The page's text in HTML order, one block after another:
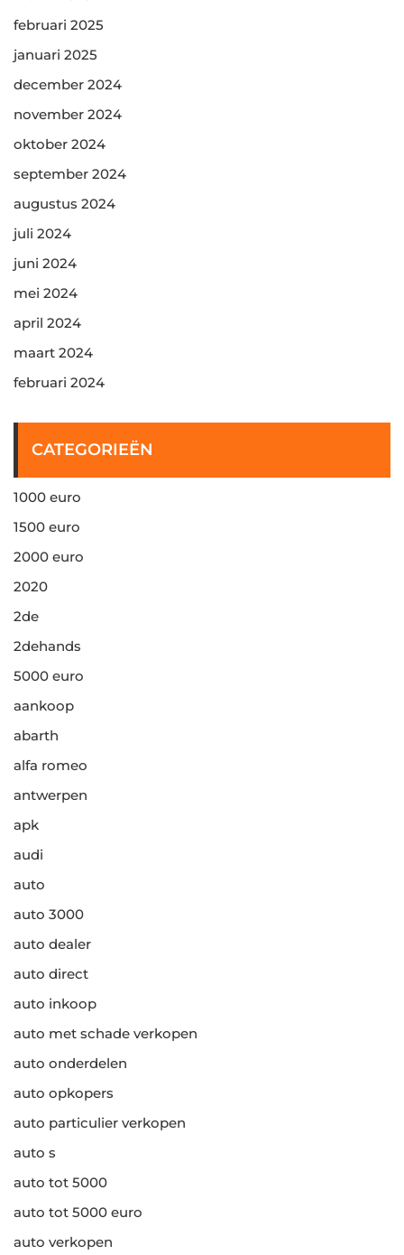
februari 2025
januari 2025
december 2024
november 2024
oktober 2024
september 2024
augustus 2024
juli 2024
juni 2024
mei 2024
april 2024
maart 2024
februari 2024
CATEGORIEËN
1000 euro
1500 euro
2000 euro
2020
2de
2dehands
5000 euro
aankoop
abarth
alfa romeo
antwerpen
apk
audi
auto
auto 3000
auto dealer
auto direct
auto inkoop
auto met schade verkopen
auto onderdelen
auto opkopers
auto particulier verkopen
auto s
auto tot 5000
auto tot 5000 euro
auto verkopen